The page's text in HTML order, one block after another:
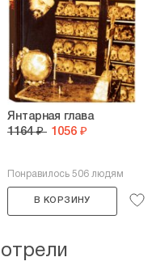
Янтарная глава
1164 ₽ 1056 ₽
Понравилось 506 людям
В КОРЗИНУ